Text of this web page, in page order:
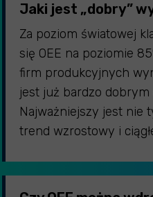
Jaki jest „dobry”
Za poziom światowej
się OEE na poziomie
firm produkcyjnych
jest już bardzo dobrym
Najważniejszy jest nie
trend wzrostowy i